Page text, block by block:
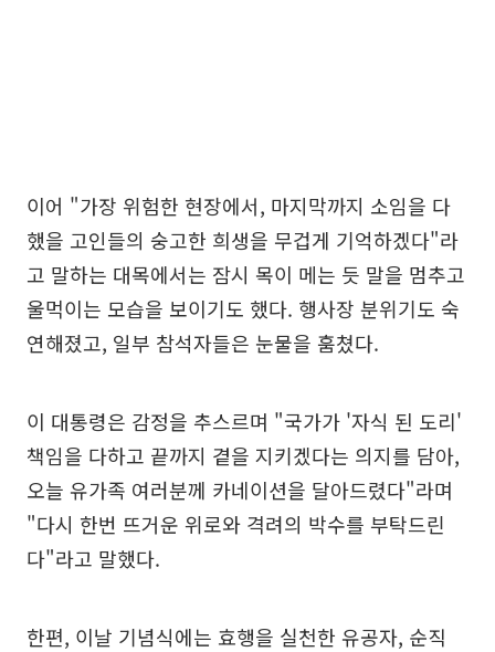
이어 "가장 위험한 현장에서, 마지막까지 소임을 다
했을 고인들의 숭고한 희생을 무겁게 기억하겠다"라
고 말하는 대목에서는 잠시 목이 메는 듯 말을 멈추고
울먹이는 모습을 보이기도 했다. 행사장 분위기도 숙
연해졌고, 일부 참석자들은 눈물을 훔쳤다.
이 대통령은 감정을 추스르며 "국가가 '자식 된 도리'
책임을 다하고 끝까지 곁을 지키겠다는 의지를 담아,
오늘 유가족 여러분께 카네이션을 달아드렸다"라며
"다시 한번 뜨거운 위로와 격려의 박수를 부탁드린
다"라고 말했다.
한편, 이날 기념식에는 효행을 실천한 유공자, 순직